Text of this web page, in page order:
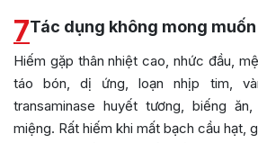
7Tác dụng không mong
Hiếm gặp thân nhiệt cao, nhức đầu,
táo bón, dị ứng, loạn nhịp tim,
transaminase huyết tương, biếng
miệng. Rất hiếm khi mất bạch cầu hạt,